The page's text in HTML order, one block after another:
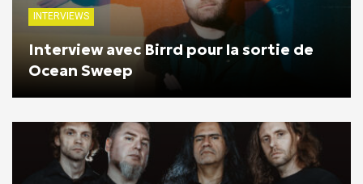
INTERVIEWS
Interview avec Birrd pour la sortie de
Ocean Sweep